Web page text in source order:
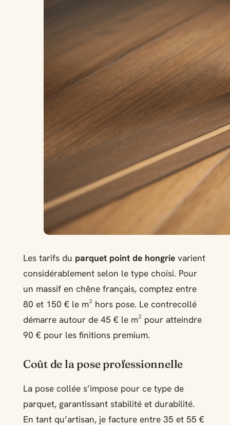
Les tarifs du parquet point de hongrievarient
considérablement selon le type choisi. Pour
un massif en chêne français, comptez entre
80 et 150 € le m² hors pose. Le contrecollé
démarre autour de 45 € le m² pour atteindre
90 € pour les finitions premium.
Coût de la pose professionnelle
La pose collée s’impose pour ce type de
parquet, garantissant stabilité et durabilité.
En tant qu’artisan, je facture entre 35 et 55 €